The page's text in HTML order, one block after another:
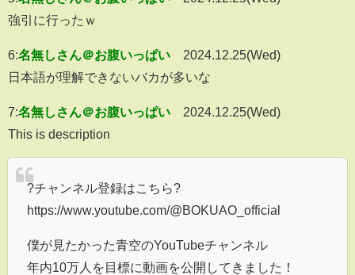
強引に行ったｗ
6:名無しさん＠お腹いっぱい
2024.12.25(Wed)
日本語が理解できないバカが多いな
7:名無しさん＠お腹いっぱい
2024.12.25(Wed)
This is description
?チャンネル登録はこちら?
https://www.youtube.com/@BOKUAO_official
僕が見たかった青空のYouTubeチャンネル
年内10万人を目標に動画を公開してきました！